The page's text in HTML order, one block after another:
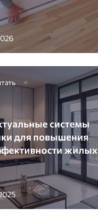
системы
для повышения
жилых